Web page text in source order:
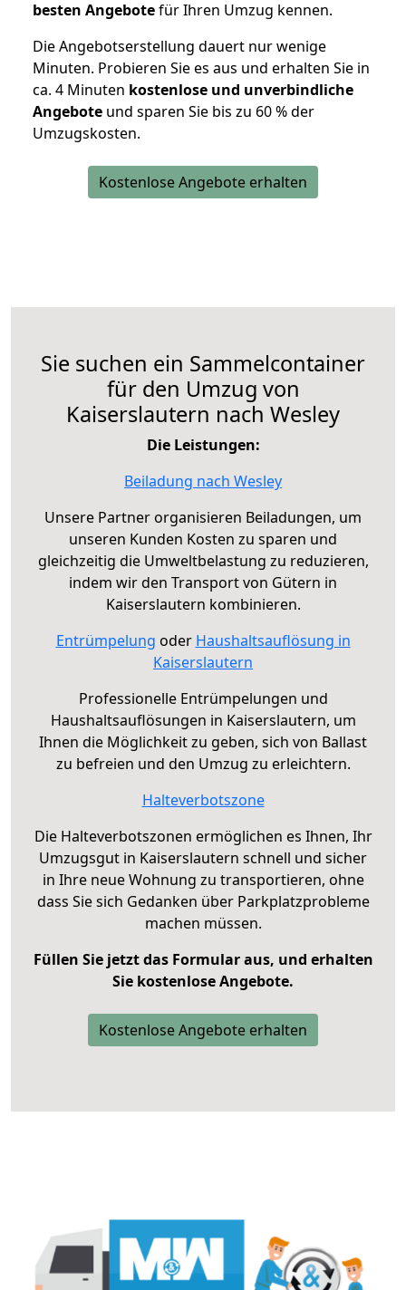
besten Angebotefür Ihren Umzug kennen.
Die Angebotserstellung dauert nur wenige
Minuten. Probieren Sie es aus und erhalten Sie in
ca. 4 Minuten kostenlose und unverbindliche
Angebote und sparen Sie bis zu 60 % der
Umzugskosten.
Kostenlose Angebote erhalten
Sie suchen ein Sammelcontainer
für den Umzug von
Kaiserslautern nach Wesley
Die Leistungen:
Beiladung nach Wesley
Unsere Partner organisieren Beiladungen, um
unseren Kunden Kosten zu sparen und
gleichzeitig die Umweltbelastung zu reduzieren,
indem wir den Transport von Gütern in
Kaiserslautern kombinieren.
Entrümpelung oder Haushaltsauflösung in
Kaiserslautern
Professionelle Entrümpelungen und
Haushaltsauflösungen in Kaiserslautern, um
Ihnen die Möglichkeit zu geben, sich von Ballast
zu befreien und den Umzug zu erleichtern.
Halteverbotszone
Die Halteverbotszonen ermöglichen es Ihnen, Ihr
Umzugsgut in Kaiserslautern schnell und sicher
in Ihre neue Wohnung zu transportieren, ohne
dass Sie sich Gedanken über Parkplatzprobleme
machen müssen.
Füllen Sie jetzt das Formular aus, und erhalten
Sie kostenlose Angebote.
Kostenlose Angebote erhalten